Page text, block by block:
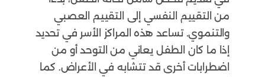
من التقييم النفسي إلى التقييم العصبي
والتنموي. تساعد هذه المراكز الأسر في تحديد
إذا ما كان الطفل يعاني من التوحد أو من
اضطرابات أخرى قد تتشابه في الأعراض. كما